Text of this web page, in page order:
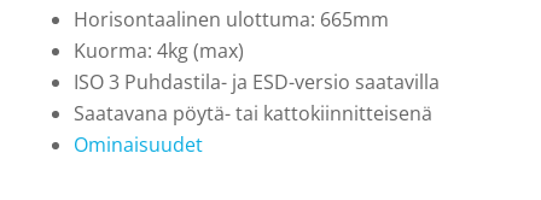
Horisontaalinen ulottuma: 665mm
Kuorma: 4kg (max)
ISO 3 Puhdastila- ja ESD-versio saatavilla
Saatavana pöytä- tai kattokiinnitteisenä
Ominaisuudet